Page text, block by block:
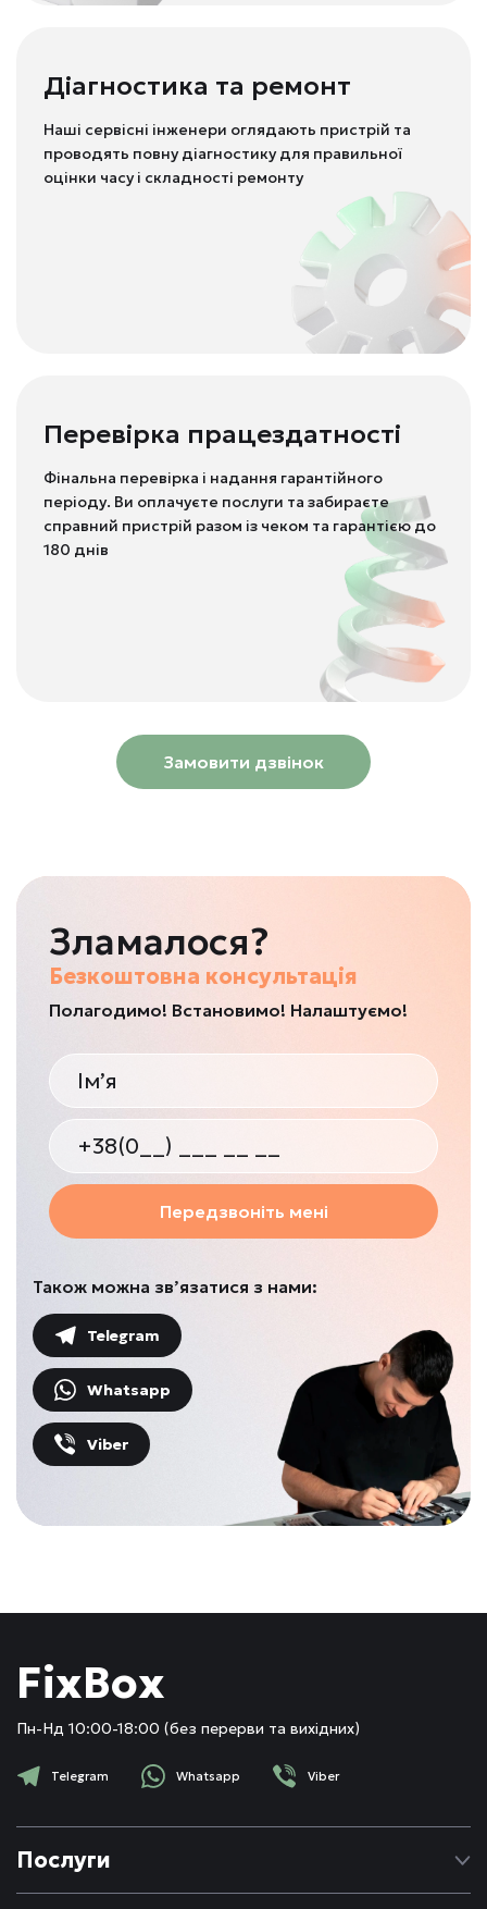
Діагностика та ремонт
Наші сервісні інженери оглядають пристрій та
проводять повну діагностику для правильної
оцінки часу і складності ремонту
Перевірка працездатності
Фінальна перевірка і надання гарантійного
періоду. Ви оплачуєте послуги та забираєте
справний пристрій разом із чеком та гарантією до
180 днів
Замовити дзвінок
Зламалося?
Безкоштовна консультація
Полагодимо! Встановимо! Налаштуємо!
Передзвоніть мені
Також можна зв’язатися з нами:
Telegram
Whatsapp
Viber
FixBox
Пн-Нд 10:00-18:00 (без перерви та вихідних)
Telegram Whatsapp Viber
Послуги